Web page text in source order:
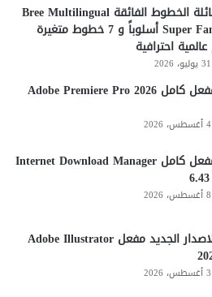
تحميل عائلة الخطوط الفائقة Bree Multilingual
Super Family: 78 أسلوباً و 7 خطوط متغيرة
احترافية
تحميل مفعل كامل Adobe Premiere Pro 2026
تحميل مفعل كامل Internet Download Manager
تحميل الاصدار الجديد مفعل Adobe Illustrator